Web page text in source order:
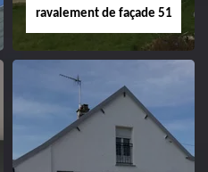
ravalement de façade 51
Nettoyage et